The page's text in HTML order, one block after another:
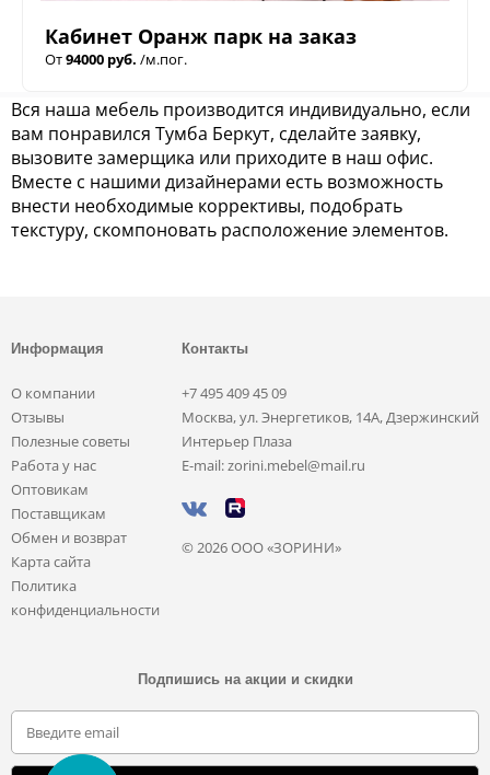
Кабинет Оранж парк на заказ
От94000 руб. /м.пог.
Вся наша мебель производится индивидуально, если
вам понравился Тумба Беркут, сделайте заявку,
вызовите замерщика или приходите в наш офис.
Вместе с нашими дизайнерами есть возможность
внести необходимые коррективы, подобрать
текстуру, скомпоновать расположение элементов.
Информация
О компании
Отзывы
Полезные советы
Работа у нас
Оптовикам
Поставщикам
Обмен и возврат
Карта сайта
Политика
конфиденциальности
Контакты
+7 495 409 45 09
Москва, ул. Энергетиков, 14А, Дзержинский
Интерьер Плаза
E-mail: zorini.mebel@mail.ru
© 2026 ООО «ЗОРИНИ»
Подпишись на акции и скидки